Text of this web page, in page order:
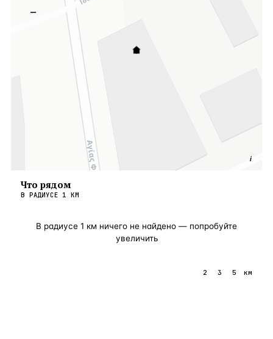
i
−
Что рядом
В РАДИУСЕ 1 КМ
В радиусе 1 км ничего не найдено — попробуйте
увеличить
2 3 5 км